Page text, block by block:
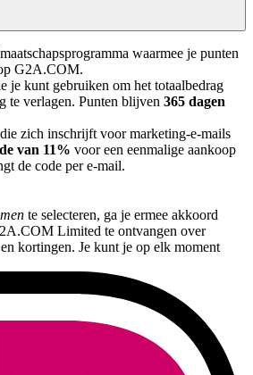
waarmee je punten
G2A.COM.
je kunt gebruiken om het totaalbedrag
te verlagen. Punten blijven 365 dagen
zich inschrijft voor marketing-e-mails
van 11% voor een eenmalige aankoop
de code per e-mail.
te selecteren, ga je ermee akkoord
Limited te ontvangen over
kortingen. Je kunt je op elk moment